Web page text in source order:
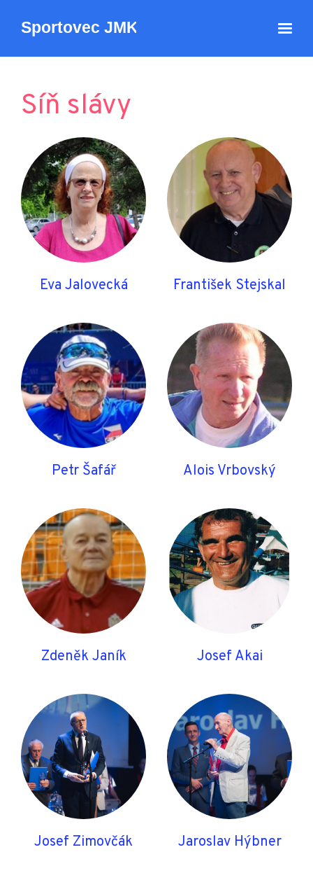
Síň slávy
Eva Jalovecká František Stejskal
Petr Šafář Alois Vrbovský
Zdeněk Janík Josef Akai
Josef Zimovčák Jaroslav Hýbner